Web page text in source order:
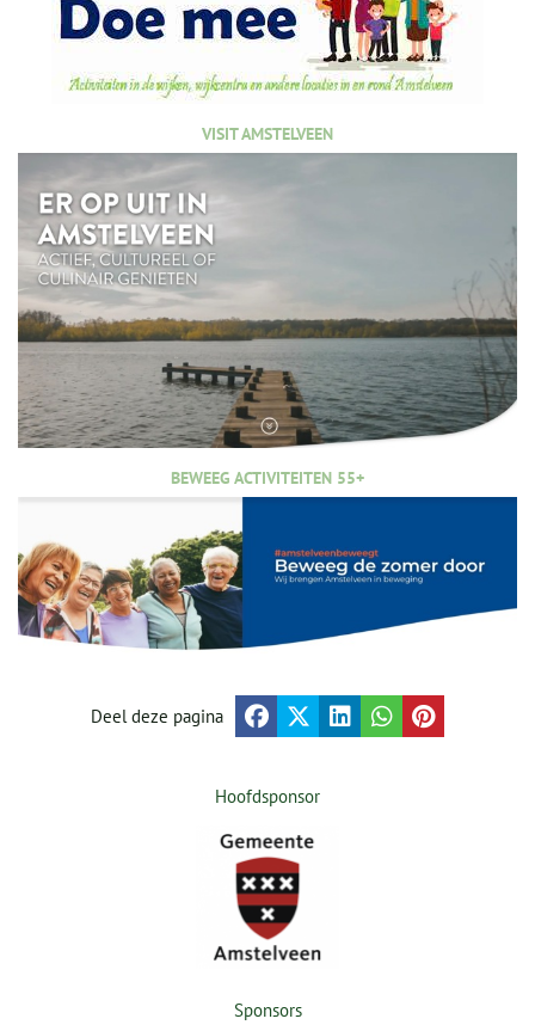
VISIT AMSTELVEEN
BEWEEG ACTIVITEITEN 55+
Deel deze pagina
Hoofdsponsor
Sponsors